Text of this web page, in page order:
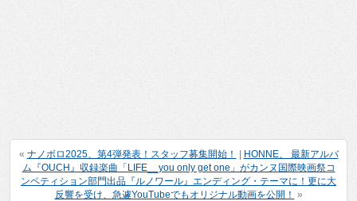
« ナノボロ2025、第4弾発表！スタッフ募集開始！
HONNE、 最新アルバ
ム『OUCH』収録楽曲「LIFE__you only get one」がカンヌ国際映画祭コ
ンペティション部門出品『ルノワール』エンディング・テーマに！更に大
反響を受け、急遽YouTubeでもオリジナル動画を公開！ »